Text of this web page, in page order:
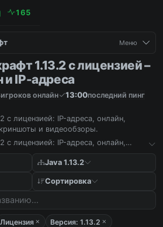
1 65
Меню
1.13.2 с лицензией –
и IP-адреса
игроков онлайн 13:00последний пинг
с лицензией: IP-адреса, онлайн,
и видеообзоры.
с лицензией: IP-адреса, онлайн,
Java 1.13.2
Сортировка
Лицензия
Версия: 1.13.2